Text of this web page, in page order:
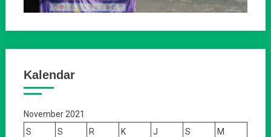
Kalendar
November 2021
S
S R K J S
M